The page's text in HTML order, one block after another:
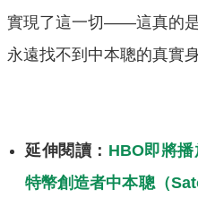
實現了這一切——這真的
永遠找不到中本聰的真實身
延伸閱讀： HBO即將
特幣創造者中本聰（